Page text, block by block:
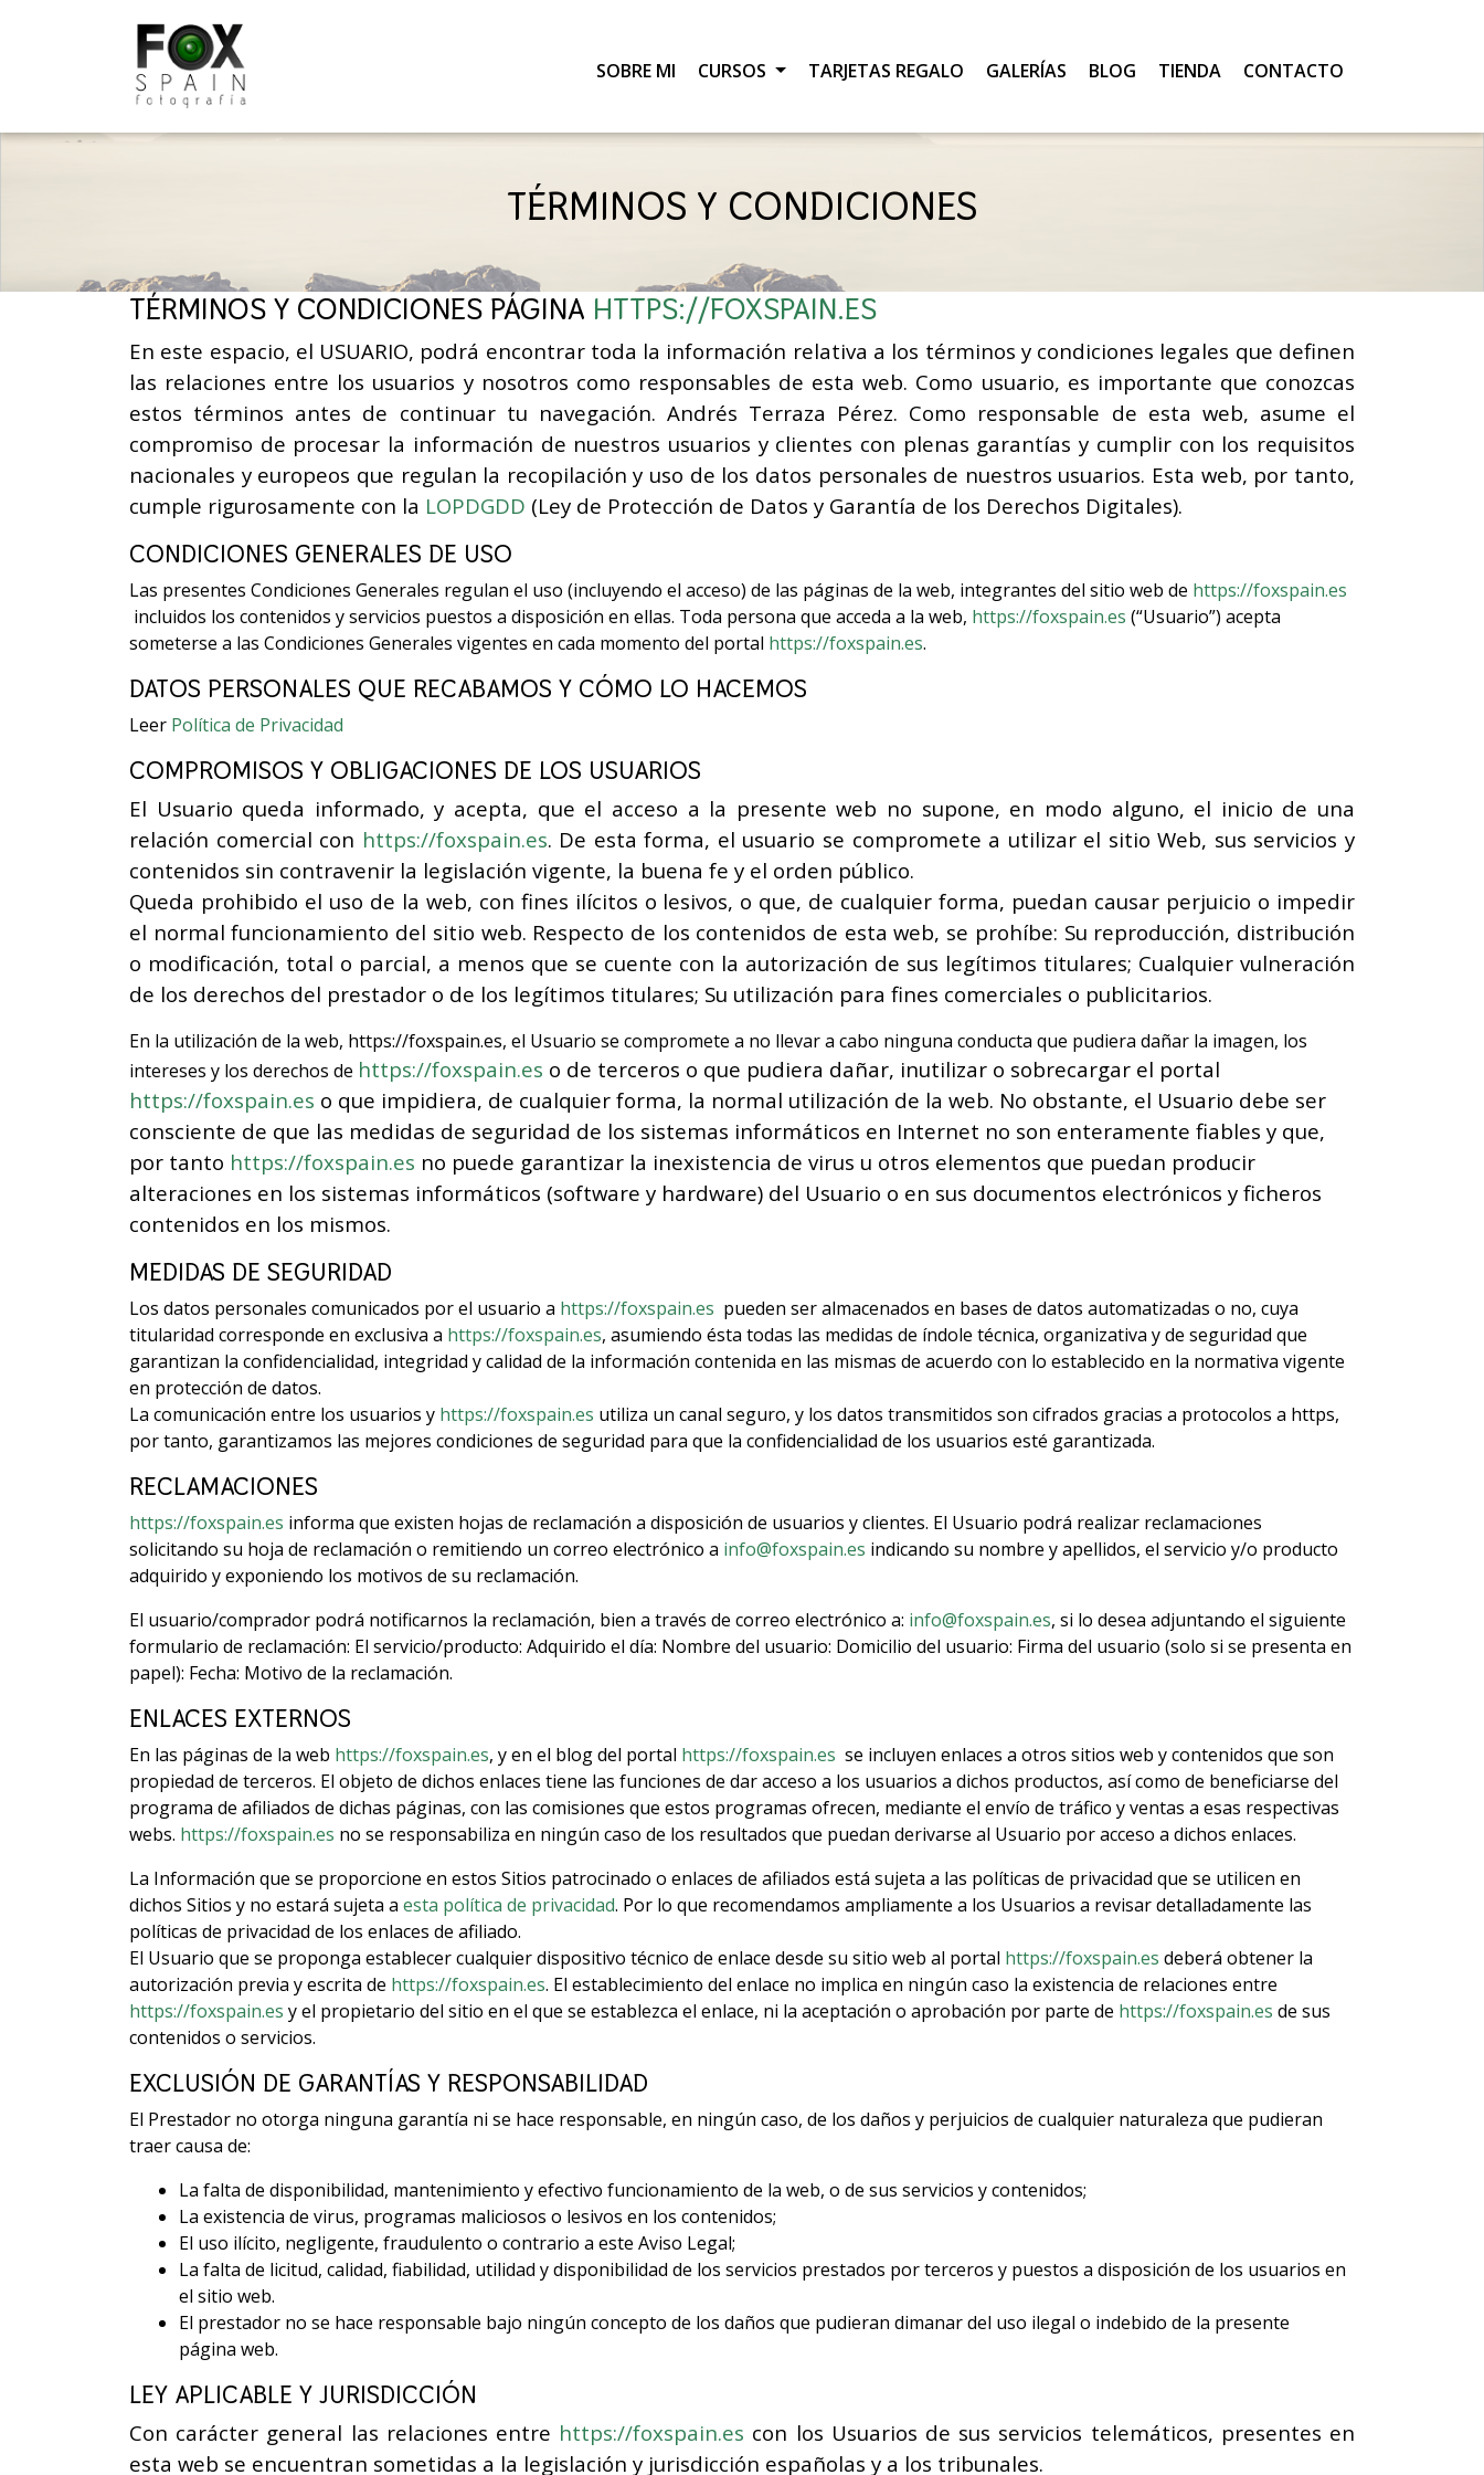
SOBRE MI CURSOS TARJETAS REGALO GALERÍAS BLOG TIENDA CONTACTO
TÉRMINOS Y CONDICIONES
TÉRMINOS Y CONDICIONES PÁGINA HTTPS://FOXSPAIN.ES
En este espacio, el USUARIO, podrá encontrar toda la información relativa a los términos y condiciones legales que definen
las relaciones entre los usuarios y nosotros como responsables de esta web. Como usuario, es importante que conozcas
estos términos antes de continuar tu navegación. Andrés Terraza Pérez. Como responsable de esta web, asume el
compromiso de procesar la información de nuestros usuarios y clientes con plenas garantías y cumplir con los requisitos
nacionales y europeos que regulan la recopilación y uso de los datos personales de nuestros usuarios. Esta web, por tanto,
cumple rigurosamente con la LOPDGDD (Ley de Protección de Datos y Garantía de los Derechos Digitales).
CONDICIONES GENERALES DE USO
Las presentes Condiciones Generales regulan el uso (incluyendo el acceso) de las páginas de la web, integrantes del sitio web de https://foxspain.es
incluidos los contenidos y servicios puestos a disposición en ellas. Toda persona que acceda a la web, https://foxspain.es (“Usuario”) acepta
someterse a las Condiciones Generales vigentes en cada momento del portal https://foxspain.es.
DATOS PERSONALES QUE RECABAMOS Y CÓMO LO HACEMOS
Leer Política de Privacidad
COMPROMISOS Y OBLIGACIONES DE LOS USUARIOS
El Usuario queda informado, y acepta, que el acceso a la presente web no supone, en modo alguno, el inicio de una
relación comercial con https://foxspain.es. De esta forma, el usuario se compromete a utilizar el sitio Web, sus servicios y
contenidos sin contravenir la legislación vigente, la buena fe y el orden público.
Queda prohibido el uso de la web, con fines ilícitos o lesivos, o que, de cualquier forma, puedan causar perjuicio o impedir
el normal funcionamiento del sitio web. Respecto de los contenidos de esta web, se prohíbe: Su reproducción, distribución
o modificación, total o parcial, a menos que se cuente con la autorización de sus legítimos titulares; Cualquier vulneración
de los derechos del prestador o de los legítimos titulares; Su utilización para fines comerciales o publicitarios.
En la utilización de la web, https://foxspain.es, el Usuario se compromete a no llevar a cabo ninguna conducta que pudiera dañar la imagen, los
intereses y los derechos de https://foxspain.es o de terceros o que pudiera dañar, inutilizar o sobrecargar el portal
https://foxspain.es o que impidiera, de cualquier forma, la normal utilización de la web. No obstante, el Usuario debe ser
consciente de que las medidas de seguridad de los sistemas informáticos en Internet no son enteramente fiables y que,
por tanto https://foxspain.es no puede garantizar la inexistencia de virus u otros elementos que puedan producir
alteraciones en los sistemas informáticos (software y hardware) del Usuario o en sus documentos electrónicos y ficheros
contenidos en los mismos.
MEDIDAS DE SEGURIDAD
Los datos personales comunicados por el usuario a https://foxspain.es pueden ser almacenados en bases de datos automatizadas o no, cuya
titularidad corresponde en exclusiva a https://foxspain.es, asumiendo ésta todas las medidas de índole técnica, organizativa y de seguridad que
garantizan la confidencialidad, integridad y calidad de la información contenida en las mismas de acuerdo con lo establecido en la normativa vigente
en protección de datos.
La comunicación entre los usuarios y https://foxspain.es utiliza un canal seguro, y los datos transmitidos son cifrados gracias a protocolos a https,
por tanto, garantizamos las mejores condiciones de seguridad para que la confidencialidad de los usuarios esté garantizada.
RECLAMACIONES
https://foxspain.es informa que existen hojas de reclamación a disposición de usuarios y clientes. El Usuario podrá realizar reclamaciones
solicitando su hoja de reclamación o remitiendo un correo electrónico a info@foxspain.es indicando su nombre y apellidos, el servicio y/o producto
adquirido y exponiendo los motivos de su reclamación.
El usuario/comprador podrá notificarnos la reclamación, bien a través de correo electrónico a: info@foxspain.es, si lo desea adjuntando el siguiente
formulario de reclamación: El servicio/producto: Adquirido el día: Nombre del usuario: Domicilio del usuario: Firma del usuario (solo si se presenta en
papel): Fecha: Motivo de la reclamación.
ENLACES EXTERNOS
En las páginas de la web https://foxspain.es, y en el blog del portal https://foxspain.es se incluyen enlaces a otros sitios web y contenidos que son
propiedad de terceros. El objeto de dichos enlaces tiene las funciones de dar acceso a los usuarios a dichos productos, así como de beneficiarse del
programa de afiliados de dichas páginas, con las comisiones que estos programas ofrecen, mediante el envío de tráfico y ventas a esas respectivas
webs. https://foxspain.es no se responsabiliza en ningún caso de los resultados que puedan derivarse al Usuario por acceso a dichos enlaces.
La Información que se proporcione en estos Sitios patrocinado o enlaces de afiliados está sujeta a las políticas de privacidad que se utilicen en
dichos Sitios y no estará sujeta a esta política de privacidad. Por lo que recomendamos ampliamente a los Usuarios a revisar detalladamente las
políticas de privacidad de los enlaces de afiliado.
El Usuario que se proponga establecer cualquier dispositivo técnico de enlace desde su sitio web al portal https://foxspain.es deberá obtener la
autorización previa y escrita de https://foxspain.es. El establecimiento del enlace no implica en ningún caso la existencia de relaciones entre
https://foxspain.es y el propietario del sitio en el que se establezca el enlace, ni la aceptación o aprobación por parte de https://foxspain.es de sus
contenidos o servicios.
EXCLUSIÓN DE GARANTÍAS Y RESPONSABILIDAD
El Prestador no otorga ninguna garantía ni se hace responsable, en ningún caso, de los daños y perjuicios de cualquier naturaleza que pudieran
traer causa de:
La falta de disponibilidad, mantenimiento y efectivo funcionamiento de la web, o de sus servicios y contenidos;
La existencia de virus, programas maliciosos o lesivos en los contenidos;
El uso ilícito, negligente, fraudulento o contrario a este Aviso Legal;
La falta de licitud, calidad, fiabilidad, utilidad y disponibilidad de los servicios prestados por terceros y puestos a disposición de los usuarios en
el sitio web.
El prestador no se hace responsable bajo ningún concepto de los daños que pudieran dimanar del uso ilegal o indebido de la presente
página web.
LEY APLICABLE Y JURISDICCIÓN
Con carácter general las relaciones entre https://foxspain.es con los Usuarios de sus servicios telemáticos, presentes en
esta web se encuentran sometidas a la legislación y jurisdicción españolas y a los tribunales.